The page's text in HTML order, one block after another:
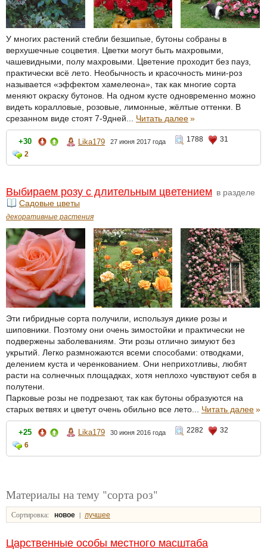
У многих растений стебли безшипые, бутоны собраны в
верхушечные соцветия. Цветки могут быть махровыми,
чашевидными, полу махровыми. Цветение проходит без пауз,
практически всё лето. Необычность и красочность мини-роз
называется «эффектом хамелеона», так как многие сорта
меняют окраску бутонов. На одном кусте одновременно можно
видеть коралловые, розовые, лимонные, жёлтые оттенки. В
срезанном виде стоят 7-9дней... Читать далее»
+30 Lika179 27 июня 2017 года 1788
31
2
Выбираем розу с длительным цветением в разделе
Садовые цветы
декоративные растения
Эти гибридные сорта получили, используя дикие розы и
шиповники. Поэтому они очень зимостойки и практически не
подвержены заболеваниям. Эти розы отлично зимуют без
укрытий. Легко размножаются всеми способами: отводками,
делением куста и черенкованием. Они неприхотливы, любят
расти на солнечных площадках, хотя неплохо чувствуют себя в
полутени.
Парковые розы не подрезают, так как бутоны образуются на
старых ветвях и цветут очень обильно все лето... Читать далее»
+25 Lika179 30 июня 2016 года 2282
32
6
Материалы на тему "сорта роз"
Сортировка: новое | лучшее
Царственные особы местного масштаба